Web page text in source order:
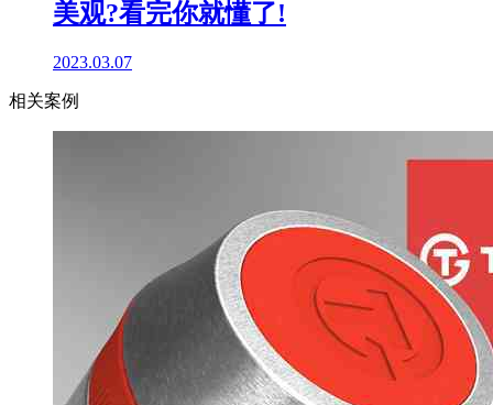
美观?看完你就懂了!
2023.03.07
相关案例